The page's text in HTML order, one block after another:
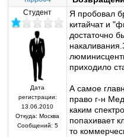
Студент
Дата
регистрации:
13.06.2010
Откуда: Москва
Сообщений: 5
Я пробовал
китайчат и
достаточно
приходило
А самое
право г-н
каким
попахивает
то